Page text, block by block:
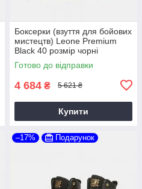
Боксерки (взуття для бойових
мистецтв) Leone Premium
Black 40 розмір чорні
Готово до відправки
4 684 ₴ 5 621 ₴
Купити
–17% Подарунок